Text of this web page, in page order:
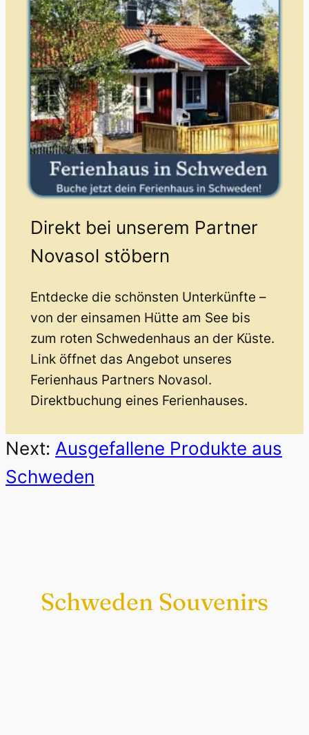
Direkt bei unserem Partner
Novasol stöbern
Entdecke die schönsten Unterkünfte –
von der einsamen Hütte am See bis
zum roten Schwedenhaus an der Küste.
Link öffnet das Angebot unseres
Ferienhaus Partners Novasol.
Direktbuchung eines Ferienhauses.
Next: Ausgefallene Produkte aus
Schweden
Schweden Souvenirs